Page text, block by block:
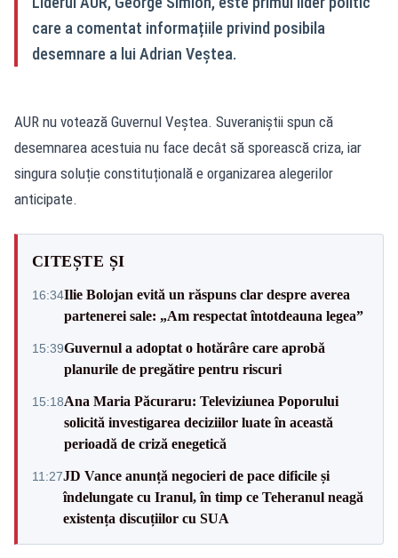
care a comentat informațiile privind posibila
desemnare a lui Adrian Veștea.
AUR nu votează Guvernul Veștea. Suveraniștii spun că
desemnarea acestuia nu face decât să sporească criza, iar
singura soluție constituțională e organizarea alegerilor
anticipate.
CITEȘTE ȘI
16:34Ilie Bolojan evită un răspuns clar despre averea
partenerei sale: „Am respectat întotdeauna legea”
15:39Guvernul a adoptat o hotărâre care aprobă
planurile de pregătire pentru riscuri
15:18Ana Maria Păcuraru: Televiziunea Poporului
solicită investigarea deciziilor luate în această
perioadă de criză enegetică
11:27JD Vance anunță negocieri de pace dificile și
îndelungate cu Iranul, în timp ce Teheranul neagă
existența discuțiilor cu SUA